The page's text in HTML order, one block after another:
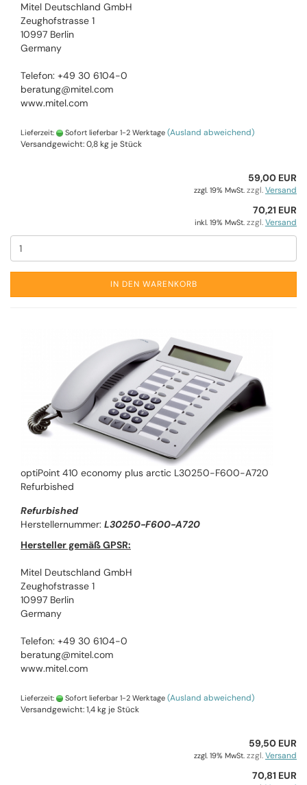
Mitel Deutschland GmbH
Zeughofstrasse 1
10997 Berlin
Germany
Telefon: +49 30 6104-0
beratung@mitel.com
www.mitel.com
Lieferzeit: Sofort lieferbar 1-2 Werktage (Ausland abweichend)
Versandgewicht:0,8kg je Stück
59,00 EUR
zzgl. 19% MwSt. zzgl.Versand
70,21 EUR
inkl. 19% MwSt. zzgl.Versand
IN DEN WARENKORB
optiPoint 410 economy plus arctic L30250-F600-A720
Refurbished
Refurbished
Herstellernummer: L30250-F600-A720
Hersteller gemäß GPSR:
Mitel Deutschland GmbH
Zeughofstrasse 1
10997 Berlin
Germany
Telefon: +49 30 6104-0
beratung@mitel.com
www.mitel.com
Lieferzeit: Sofort lieferbar 1-2 Werktage (Ausland abweichend)
Versandgewicht:1,4kg je Stück
59,50 EUR
zzgl. 19% MwSt. zzgl.Versand
70,81 EUR